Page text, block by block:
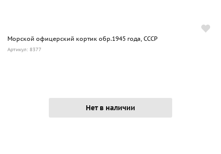
Морской офицерский кортик обр.1945 года, СССР
Артикул: 8377
Нет в наличии